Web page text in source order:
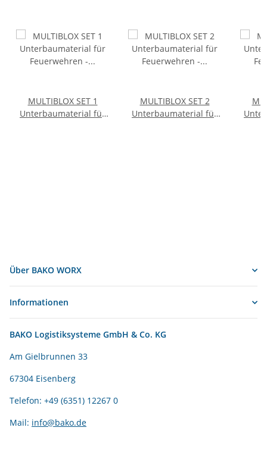
MULTIBLOX SET 1
Unterbaumaterial für
MULTIBLOX SET 2
Unterbaumaterial für
Über BAKO WORX
Informationen
BAKO Logistiksysteme GmbH & Co. KG
Am Gielbrunnen 33
67304 Eisenberg
Telefon: +49 (6351) 12267 0
Mail: info@bako.de